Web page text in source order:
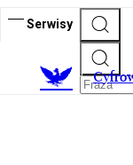
Serwisy
C